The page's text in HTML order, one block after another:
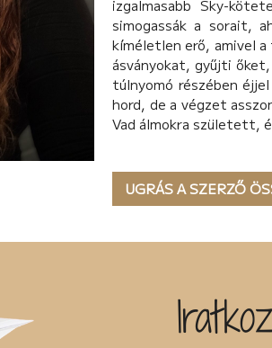
izgalmasabb Sky-
simogassák a sorait,
kíméletlen erő, amivel
ásványokat, gyűjti
túlnyomó részében
hord, de a végzet
Vad álmokra született,
UGRÁS A SZERZŐ